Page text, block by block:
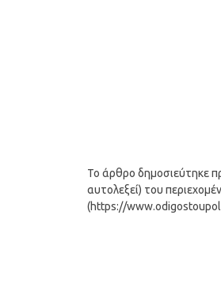
Το άρθρο δημοσιεύτηκε
αυτολεξεί) του
(https://